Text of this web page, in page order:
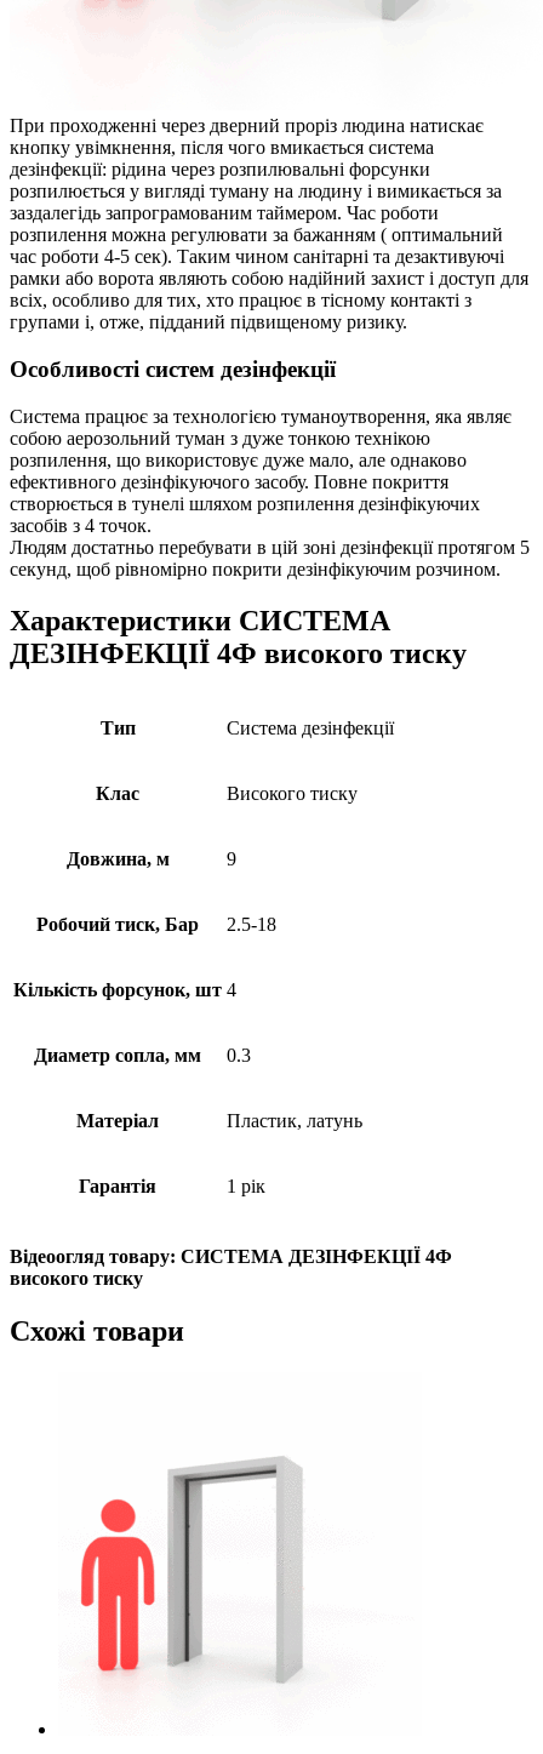
При проходженні через дверний проріз людина натискає
кнопку увімкнення, після чого вмикається система
дезінфекції: рідина через розпилювальні форсунки
розпилюється у вигляді туману на людину і вимикається за
заздалегідь запрограмованим таймером. Час роботи
розпилення можна регулювати за бажанням ( оптимальний
час роботи 4-5 сек). Таким чином санітарні та дезактивуючі
рамки або ворота являють собою надійний захист і доступ для
всіх, особливо для тих, хто працює в тісному контакті з
групами і, отже, підданий підвищеному ризику.
Особливості систем дезінфекції
Система працює за технологією туманоутворення, яка являє
собою аерозольний туман з дуже тонкою технікою
розпилення, що використовує дуже мало, але однаково
ефективного дезінфікуючого засобу. Повне покриття
створюється в тунелі шляхом розпилення дезінфікуючих
засобів з 4 точок.
Людям достатньо перебувати в цій зоні дезінфекції протягом 5
секунд, щоб рівномірно покрити дезінфікуючим розчином.
Характеристики СИСТЕМА
ДЕЗІНФЕКЦІЇ 4Ф високого тиску
Тип Система дезінфекції
Клас Високого тиску
Довжина, м 9
Робочий тиск, Бар 2.5-18
Кількість форсунок, шт 4
Диаметр сопла, мм 0.3
Матеріал Пластик, латунь
Гарантія 1 рік
Відеоогляд товару: СИСТЕМА ДЕЗІНФЕКЦІЇ 4Ф
високого тиску
Схожі товари